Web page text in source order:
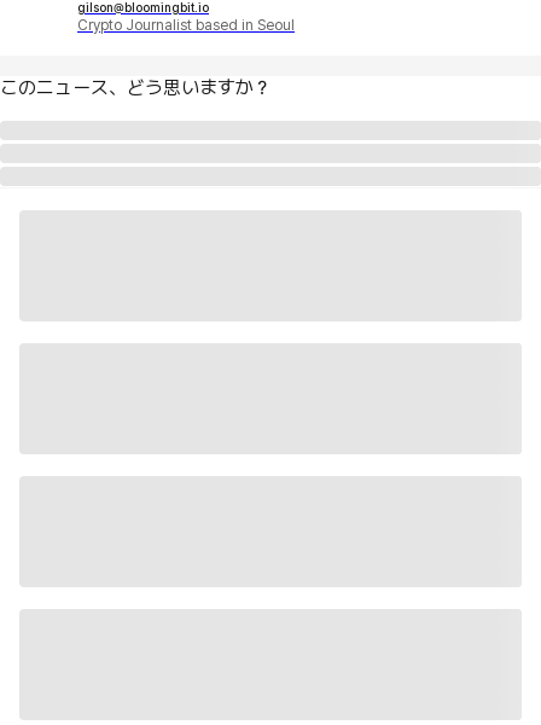
gilson@bloomingbit.io
Crypto Journalist based in Seoul
このニュース、どう思いますか？